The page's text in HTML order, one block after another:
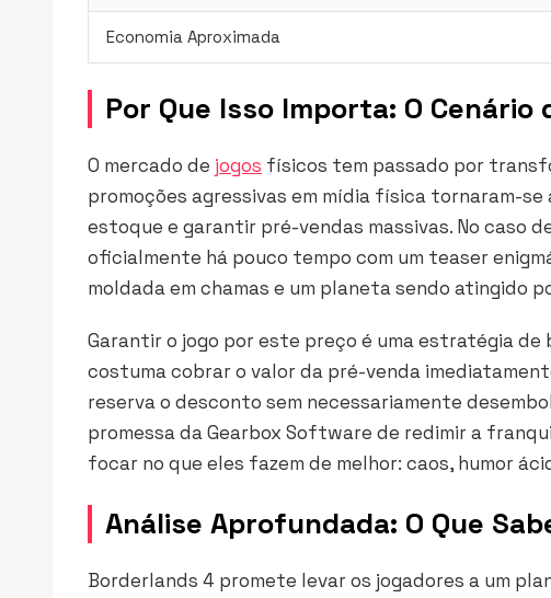
Economia Aproximada
Por Que Isso Importa: O
O mercado de jogos físicos tem passado por
promoções agressivas em mídia física tornaram-
estoque e garantir pré-vendas massivas. No caso
oficialmente há pouco tempo com um teaser
moldada em chamas e um planeta sendo atingido
Garantir o jogo por este preço é uma estratégia de
costuma cobrar o valor da pré-venda
reserva o desconto sem necessariamente
promessa da Gearbox Software de redimir a
focar no que eles fazem de melhor: caos, humor
Análise Aprofundada: O Que
Borderlands 4 promete levar os jogadores a um